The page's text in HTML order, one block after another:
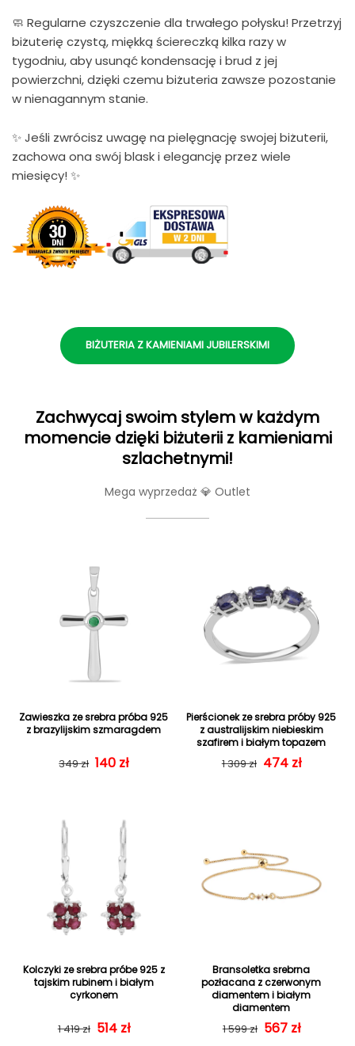
🧼 Regularne czyszczenie dla trwałego połysku! Przetrzyj
biżuterię czystą, miękką ściereczką kilka razy w
tygodniu, aby usunąć kondensację i brud z jej
powierzchni, dzięki czemu biżuteria zawsze pozostanie
w nienagannym stanie.
✨ Jeśli zwrócisz uwagę na pielęgnację swojej biżuterii,
zachowa ona swój blask i elegancję przez wiele
miesięcy! ✨
BIŻUTERIA Z KAMIENIAMI JUBILERSKIMI
Zachwycaj swoim stylem w każdym
momencie dzięki biżuterii z kamieniami
szlachetnymi!
Mega wyprzedaż 💎 Outlet
Zawieszka ze srebra próba 925
z brazylijskim szmaragdem
Cena regularna
349 zł Cena sprzedaży
140 zł
Pierścionek ze srebra próby 925
z australijskim niebieskim
szafirem i białym topazem
Cena
1 309 zł Cena
474 zł
Kolczyki ze srebra próbe 925 z
tajskim rubinem i białym
cyrkonem
Cena regularna
1 419 zł Cena sprzedaży
514 zł
Bransoletka srebrna
pozłacana z czerwonym
diamentem i białym
diamentem
Cena
1 599 zł Cena
567 zł